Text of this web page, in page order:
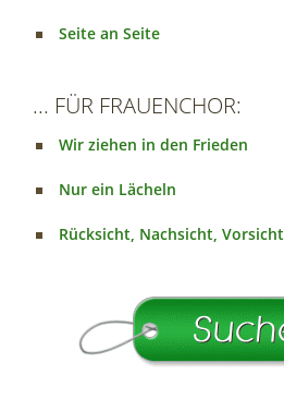
Seite an Seite
... FÜR FRAUENCHOR:
Wir ziehen in den Frieden
Nur ein Lächeln
Rücksicht, Nachsicht, Vorsicht